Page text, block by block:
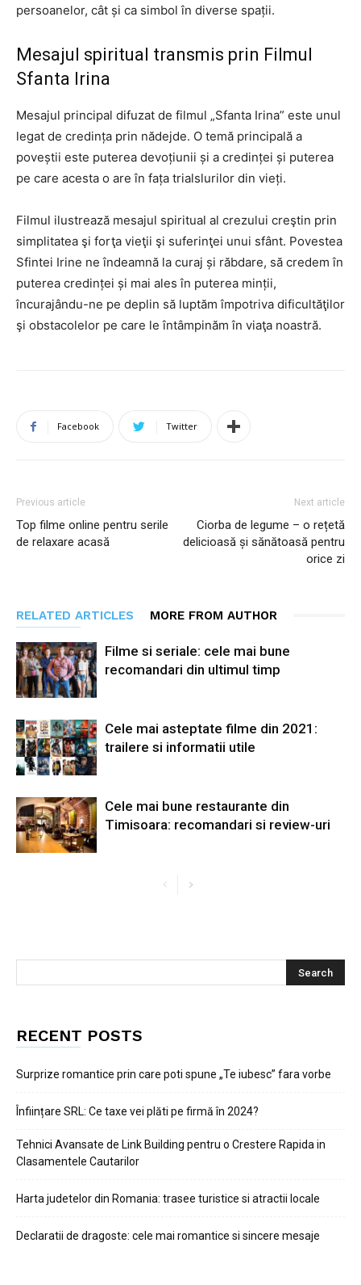
persoanelor, cât și ca simbol în diverse spații.
Mesajul spiritual transmis prin Filmul
Sfanta Irina
Mesajul principal difuzat de filmul „Sfanta Irina” este unul
legat de credința prin nădejde. O temă principală a
poveștii este puterea devoțiunii și a credinței și puterea
pe care acesta o are în fața trialslurilor din vieți.
Filmul ilustrează mesajul spiritual al crezului creştin prin
simplitatea şi forţa vieţii şi suferinţei unui sfânt. Povestea
Sfintei Irine ne îndeamnă la curaj și răbdare, să credem în
puterea credinței și mai ales în puterea minții,
încurajându-ne pe deplin să luptăm împotriva dificultăţilor
şi obstacolelor pe care le întâmpinăm în viaţa noastră.
Facebook Twitter
Previous article
Top filme online pentru serile
de relaxare acasă
Next article
Ciorba de legume – o rețetă
delicioasă și sănătoasă pentru
orice zi
RELATED ARTICLES MORE FROM AUTHOR
Filme si seriale: cele mai bune
recomandari din ultimul timp
Cele mai asteptate filme din 2021:
trailere si informatii utile
Cele mai bune restaurante din
Timisoara: recomandari si review-uri
RECENT POSTS
Surprize romantice prin care poti spune „Te iubesc” fara vorbe
Înființare SRL: Ce taxe vei plăti pe firmă în 2024?
Tehnici Avansate de Link Building pentru o Crestere Rapida in
Clasamentele Cautarilor
Harta judetelor din Romania: trasee turistice si atractii locale
Declaratii de dragoste: cele mai romantice si sincere mesaje